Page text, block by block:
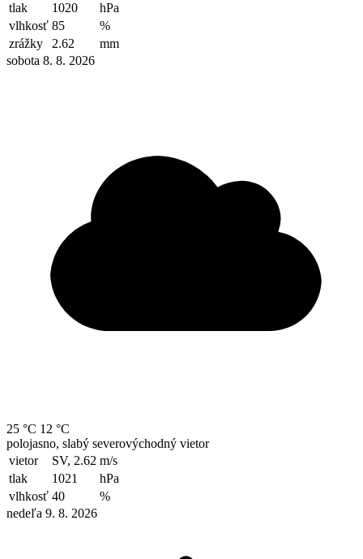
tlak
1020
hPa
vlhkosť 85
%
zrážky
2.62
mm
sobota 8. 8. 2026
25 °C 12 °C
polojasno, slabý severovýchodný vietor
vietor
SV, 2.62 m/s
tlak
1021
hPa
vlhkosť 40
%
nedeľa 9. 8. 2026